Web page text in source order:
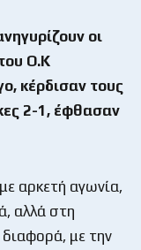
οι
Ο.Κ
κέρδισαν τους
2-1, έφθασαν
αρκετή αγωνία,
αλλά στη
διαφορά, με την